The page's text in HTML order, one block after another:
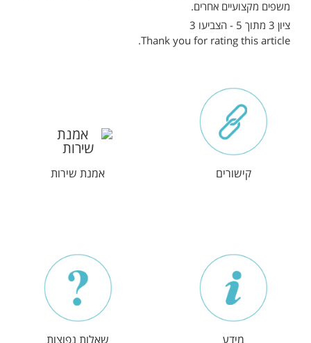
משפים מקצועיים אחרים.
ציון 3 מתוך 5 - הצביעו 3
Thank you for rating this article.
קישורים אמנת שירות